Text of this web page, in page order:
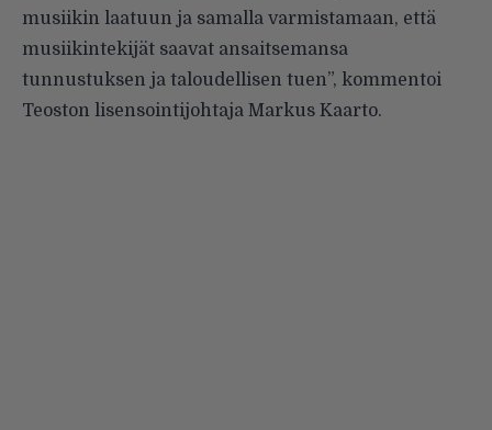
musiikin laatuun ja samalla varmistamaan, että
musiikintekijät saavat ansaitsemansa
tunnustuksen ja taloudellisen tuen”, kommentoi
Teoston lisensointijohtaja Markus Kaarto.